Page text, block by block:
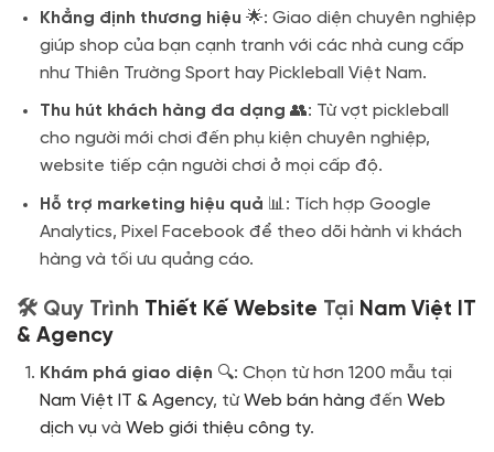
Khẳng định thương hiệu 🌟: Giao diện chuyên nghiệp
giúp shop của bạn cạnh tranh với các nhà cung cấp
như Thiên Trường Sport hay Pickleball Việt Nam.
Thu hút khách hàng đa dạng 👥: Từ vợt pickleball
cho người mới chơi đến phụ kiện chuyên nghiệp,
website tiếp cận người chơi ở mọi cấp độ.
Hỗ trợ marketing hiệu quả 📊: Tích hợp Google
Analytics, Pixel Facebook để theo dõi hành vi khách
hàng và tối ưu quảng cáo.
🛠️ Quy Trình Thiết Kế Website Tại Nam Việt IT
& Agency
Khám phá giao diện 🔍: Chọn từ hơn 1200 mẫu tại
Nam Việt IT & Agency, từWeb bán hàng đến Web
dịch vụ và Web giới thiệu công ty.